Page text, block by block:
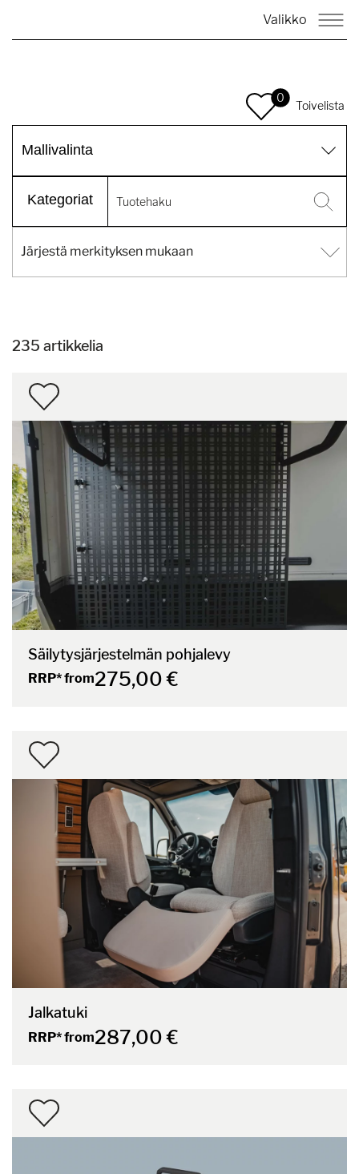
Valikko
Mallivalinta
Kategoriat
0
Toivelista
235 artikkelia
Säilytysjärjestelmän pohjalevy
RRP* from275,00 €
Jalkatuki
RRP* from287,00 €